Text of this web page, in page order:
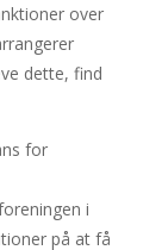
over
dette, find
for
i
på at få